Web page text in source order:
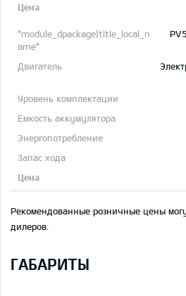
Рекомендованные розничные цены
дилеров.
ГАБАРИТЫ